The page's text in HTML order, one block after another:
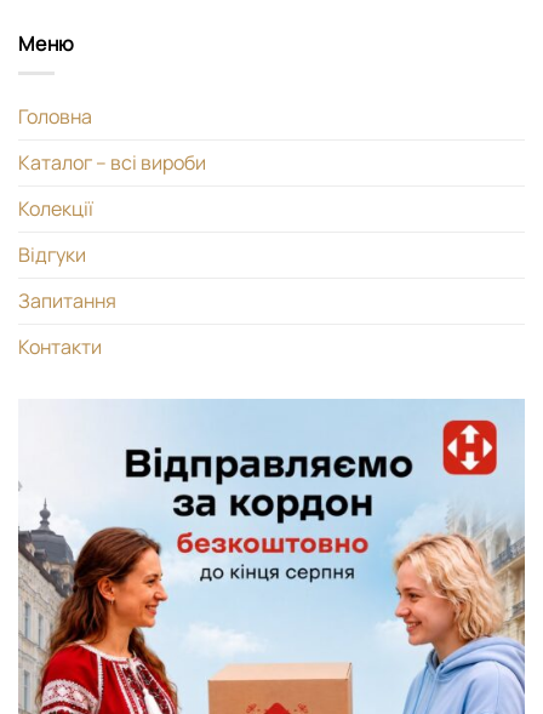
Меню
Головна
Каталог – всі вироби
Колекції
Відгуки
Запитання
Контакти